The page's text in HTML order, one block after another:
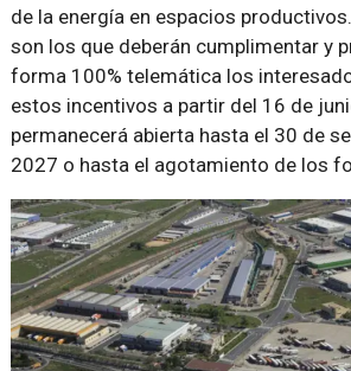
de la energía en espacios
son los que deberán cumplimentar y
forma 100% telemática los
estos incentivos a partir del 16 de
permanecerá abierta hasta el 30 de
2027 o hasta el agotamiento de los